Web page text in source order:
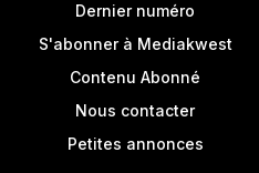
Dernier numéro
S'abonner à Mediakwest
Contenu Abonné
Nous contacter
Petites annonces